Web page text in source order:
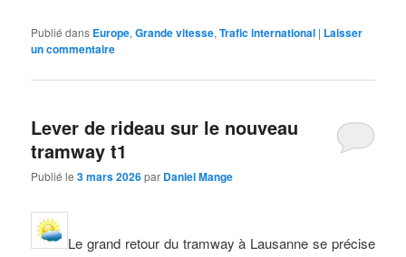
Publié dans Europe,Grande vitesse,Trafic international | Laisser
un commentaire
Lever de rideau sur le nouveau
tramway t1
Publié le3 mars 2026par Daniel Mange
Le grand retour du tramway à Lausanne se précise